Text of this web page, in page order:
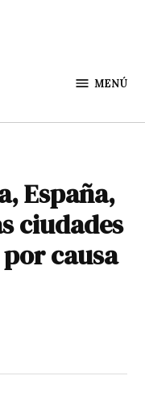
MENÚ
España,
ciudades
causa